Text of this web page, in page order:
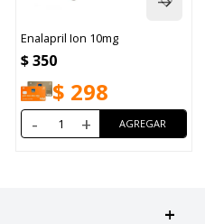
Hemoxan Gotas
- +